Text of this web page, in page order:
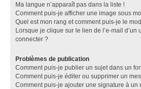
Ma langue n’apparaît pas dans la liste !
Comment puis-je afficher une image sous
Quel est mon rang et comment puis-je le
Lorsque je clique sur le lien de l’e-mail d’un
connecter ?
Problèmes de publication
Comment puis-je publier un sujet dans un
Comment puis-je éditer ou supprimer un
Comment puis-je ajouter une signature à un